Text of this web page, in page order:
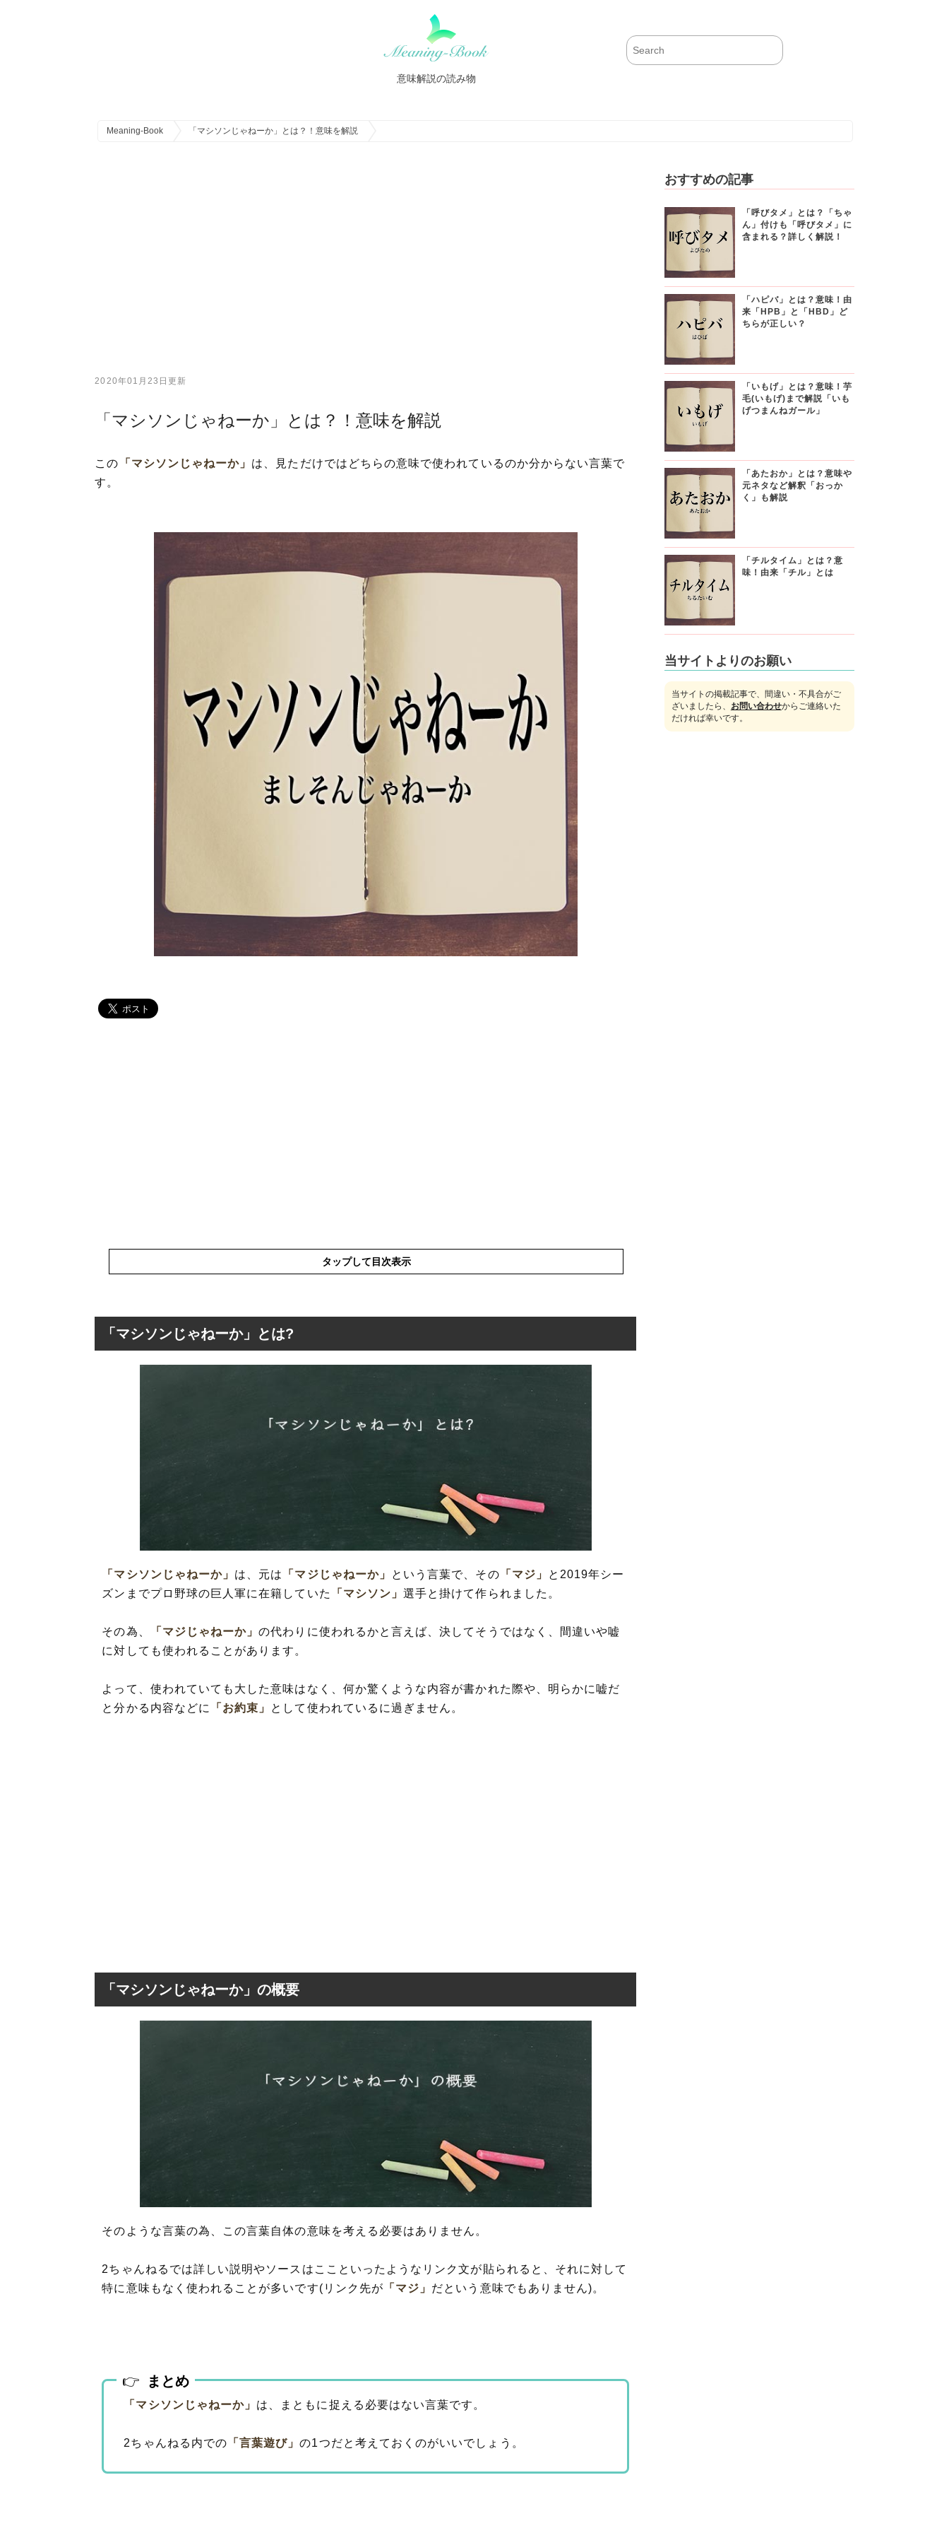
意味解説の読み物
Meaning-Book 「マシソンじゃねーか」とは？！意味を解説
2020年01月23日更新
「マシソンじゃねーか」とは？！意味を解説
この 「マシソンじゃねーか」 は、見ただけではどちらの意味で使われているのか分からない言葉で
す。
タップして目次表示
「マシソンじゃねーか」の概要
「マシソンじゃねーか」とは?
「マシソンじゃねーか」 は、元は 「マジじゃねーか」 という言葉で、その 「マジ」
と2019年シー
ズンまでプロ野球の巨人軍に在籍していた
「マシソン」選手と掛けて作られました。
その為、 「マジじゃねーか」の代わりに使われるかと言えば、決してそうではなく、間違いや嘘
に対しても使われることがあります。
よって、使われていても大した意味はなく、何か驚くような内容が書かれた際や、明らかに嘘だ
と分かる内容などに
「お約束」 として使われているに過ぎません。
「マシソンじゃねーか」の概要
そのような言葉の為、この言葉自体の意味を考える必要はありません。
2ちゃんねるでは詳しい説明やソースはここといったようなリンク文が貼られると、それに対して
特に意味もなく使われることが多いです(リンク先が 「マジ」 だという意味でもありません)。
まとめ
「マシソンじゃねーか」 は、まともに捉える必要はない言葉です。
2ちゃんねる内での 「言葉遊び」の1つだと考えておくのがいいでしょう。
おすすめの記事
「呼びタメ」とは？「ちゃ
ん」付けも「呼びタメ」に
含まれる？詳しく解説！
「ハピバ」とは？意味！由
来「HPB」と「HBD」ど
ちらが正しい？
「いもげ」とは？意味！芋
毛(いもげ)まで解説「いも
げつまんねガール」
「あたおか」とは？意味や
元ネタなど解釈「おっか
く」も解説
「チルタイム」とは？意
味！由来「チル」とは
当サイトよりのお願い
当サイトの掲載記事で、間違い・不具合がご
ざいましたら、 お問い合わせからご連絡いた
だければ幸いです。